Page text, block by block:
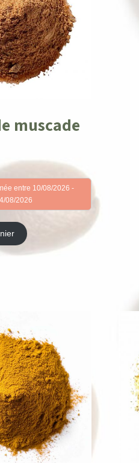
muscade
entre 10/08/2026 -
08/2026